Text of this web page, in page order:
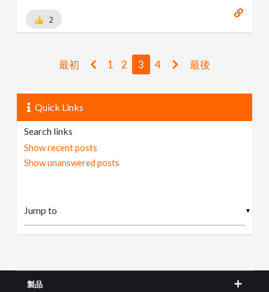
2
最初 1 2 3 4 最後
Quick Links
Search links
Show recent posts
Show unanswered posts
▼
製品